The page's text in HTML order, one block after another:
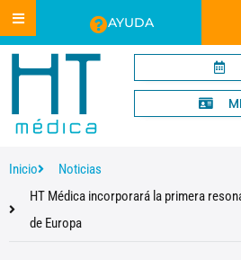
AYUDA
Inicio
Noticias
HT Médica incorporará la primera
de Europa